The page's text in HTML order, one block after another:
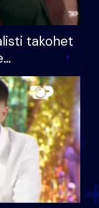
takohet
letër